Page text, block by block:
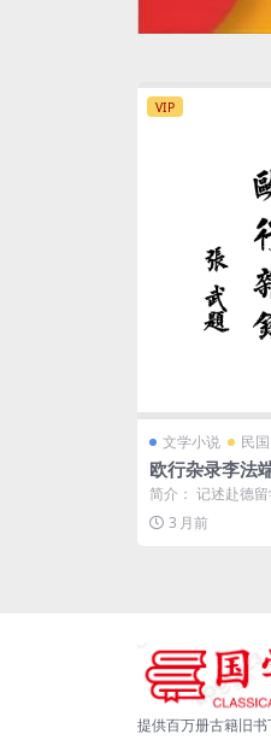
VIP
文学小说 民
欧行杂录李法
简介： 记述赴德
留学期间的见闻。
界思想及生活》和
3 月前
提供百万册古籍旧